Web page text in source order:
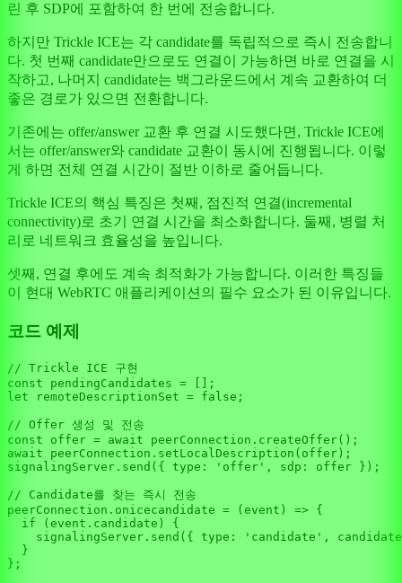
린 후 SDP에 포함하여 한 번에 전송합니다.
하지만 Trickle ICE는 각 candidate를 독립적으로 즉시 전송합니
다. 첫 번째 candidate만으로도 연결이 가능하면 바로 연결을 시
작하고, 나머지 candidate는 백그라운드에서 계속 교환하여 더
좋은 경로가 있으면 전환합니다.
기존에는 offer/answer 교환 후 연결 시도했다면, Trickle ICE에
서는 offer/answer와 candidate 교환이 동시에 진행됩니다. 이렇
게 하면 전체 연결 시간이 절반 이하로 줄어듭니다.
Trickle ICE의 핵심 특징은 첫째, 점진적 연결(incremental
connectivity)로 초기 연결 시간을 최소화합니다. 둘째, 병렬 처
리로 네트워크 효율성을 높입니다.
셋째, 연결 후에도 계속 최적화가 가능합니다. 이러한 특징들
이 현대 WebRTC 애플리케이션의 필수 요소가 된 이유입니다.
코드 예제
// Trickle ICE 구현
const
let remoteDescriptionSet = false ;
// Offer 생성 및 전송
const offer = await peerConnection. createOffer
await peerConnection. setLocalDescription (offer);
signalingServer. send ({ type : 'offer' , sdp : offer });
// Candidate를 찾는 즉시 전송
peerConnection. onicecandidate = ( event ) => {
if (event. candidate ) {
    signalingServer.
send ({ type : 'candidate' , candidate
  }
};